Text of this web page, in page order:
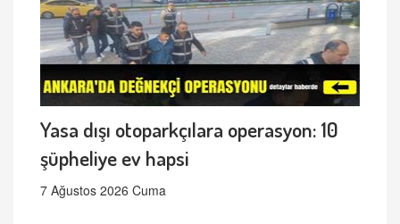
Yasa dışı otoparkçılara operasyon: 10
şüpheliye ev hapsi
7 Ağustos 2026 Cuma